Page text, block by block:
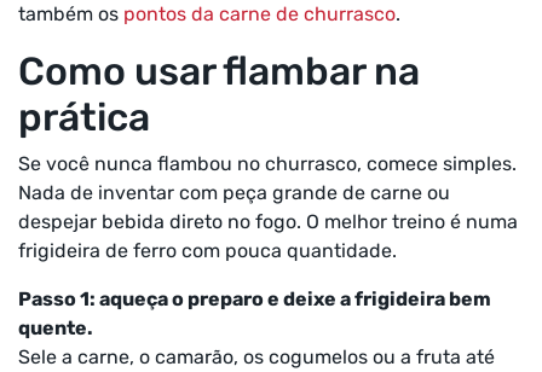
também os pontos da carne de churrasco.
Como usar flambar na
prática
Se você nunca flambou no churrasco, comece simples.
Nada de inventar com peça grande de carne ou
despejar bebida direto no fogo. O melhor treino é numa
frigideira de ferro com pouca quantidade.
Passo 1: aqueça o preparo e deixe a frigideira bem
quente.
Sele a carne, o camarão, os cogumelos ou a fruta até